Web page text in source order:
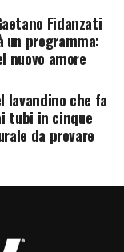
Fidanzati
un programma:
nuovo amore
lavandino che fa
tubi in cinque
da provare